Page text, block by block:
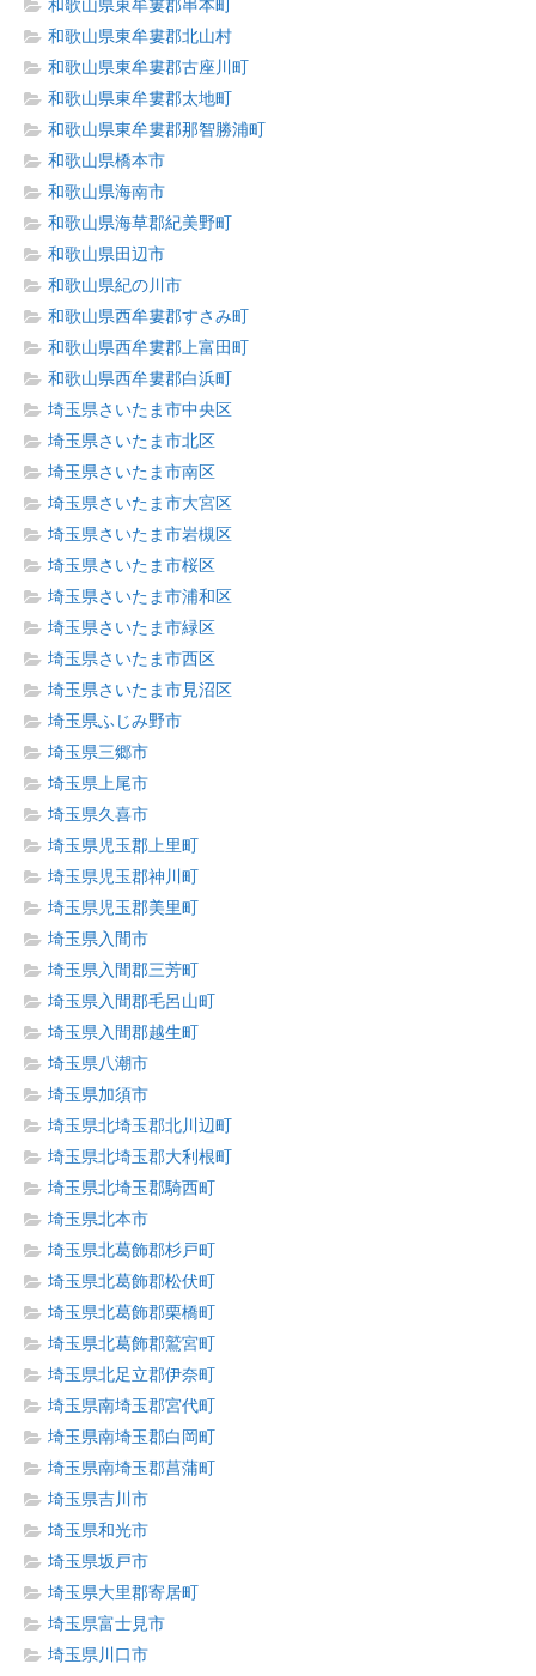
和歌山県東牟婁郡串本町
和歌山県東牟婁郡北山村
和歌山県東牟婁郡古座川町
和歌山県東牟婁郡太地町
和歌山県東牟婁郡那智勝浦町
和歌山県橋本市
和歌山県海南市
和歌山県海草郡紀美野町
和歌山県田辺市
和歌山県紀の川市
和歌山県西牟婁郡すさみ町
和歌山県西牟婁郡上富田町
和歌山県西牟婁郡白浜町
埼玉県さいたま市中央区
埼玉県さいたま市北区
埼玉県さいたま市南区
埼玉県さいたま市大宮区
埼玉県さいたま市岩槻区
埼玉県さいたま市桜区
埼玉県さいたま市浦和区
埼玉県さいたま市緑区
埼玉県さいたま市西区
埼玉県さいたま市見沼区
埼玉県ふじみ野市
埼玉県三郷市
埼玉県上尾市
埼玉県久喜市
埼玉県児玉郡上里町
埼玉県児玉郡神川町
埼玉県児玉郡美里町
埼玉県入間市
埼玉県入間郡三芳町
埼玉県入間郡毛呂山町
埼玉県入間郡越生町
埼玉県八潮市
埼玉県加須市
埼玉県北埼玉郡北川辺町
埼玉県北埼玉郡大利根町
埼玉県北埼玉郡騎西町
埼玉県北本市
埼玉県北葛飾郡杉戸町
埼玉県北葛飾郡松伏町
埼玉県北葛飾郡栗橋町
埼玉県北葛飾郡鷲宮町
埼玉県北足立郡伊奈町
埼玉県南埼玉郡宮代町
埼玉県南埼玉郡白岡町
埼玉県南埼玉郡菖蒲町
埼玉県吉川市
埼玉県和光市
埼玉県坂戸市
埼玉県大里郡寄居町
埼玉県富士見市
埼玉県川口市